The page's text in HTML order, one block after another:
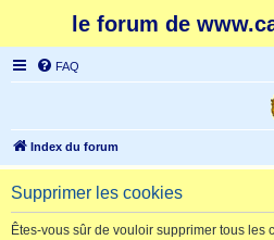
le forum de
FAQ
Index du forum
Supprimer les cookies
Êtes-vous sûr de vouloir supprimer tous les